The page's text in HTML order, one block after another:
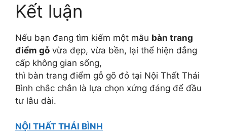
Kết luận
Nếu bạn đang tìm kiếm một mẫu bàn trang
điểm gỗ vừa đẹp, vừa bền, lại thể hiện đẳng
cấp không gian sống,
thì bàn trang điểm gỗ gõ đỏ tại Nội Thất Thái
Bình chắc chắn là lựa chọn xứng đáng để đầu
tư lâu dài.
NỘI THẤT THÁI BÌNH